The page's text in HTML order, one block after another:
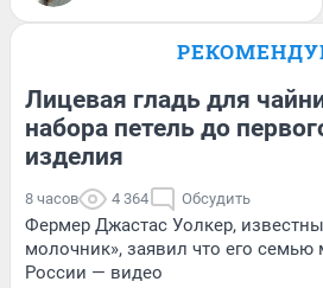
Лицевая гладь для
набора петель до
изделия
8 часов 4 364 Обсудить
Фермер Джастас Уолкер,
молочник», заявил что его семью
России — видео